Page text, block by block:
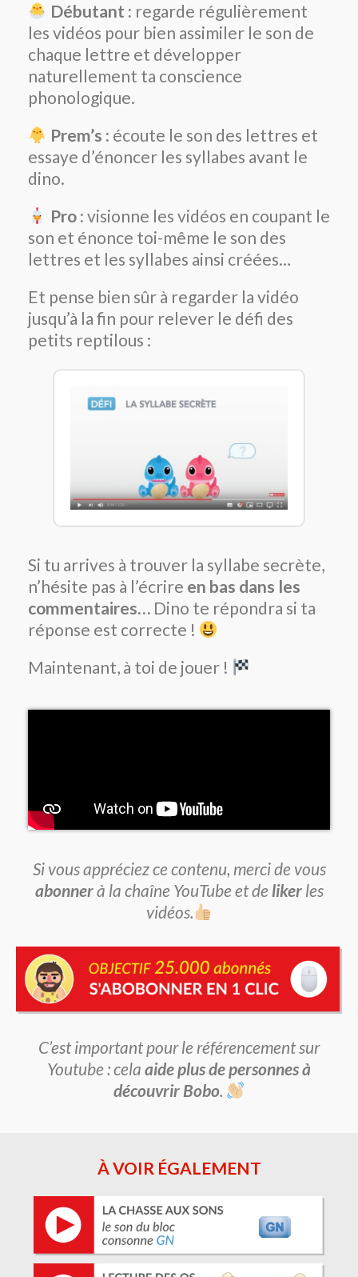
Débutant : regarde régulièrement
les vidéos pour bien assimiler le son de
chaque lettre et développer
naturellement ta conscience
phonologique.
Prem’s : écoute le son des lettres et
essaye d’énoncer les syllabes avant le
dino.
Pro : visionne les vidéos en coupant le
son et énonce toi-même le son des
lettres et les syllabes ainsi créées…
Et pense bien sûr à regarder la vidéo
jusqu’à la fin pour relever le défi des
petits reptilous :
Si tu arrives à trouver la syllabe secrète,
n’hésite pas à l’écrire en bas dans les
commentaires… Dino te répondra si ta
réponse est correcte !
Maintenant, à toi de jouer !
Si vous appréciez ce contenu, merci de vous
abonnerà la chaîne YouTube et de likerles
vidéos.
C’est important pour le référencement sur
Youtube : cela aide plus de personnes à
découvrir Bobo.
À VOIR ÉGALEMENT